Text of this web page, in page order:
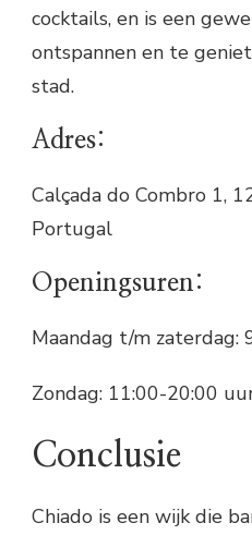
cocktails, en is een
ontspannen en te
stad.
Adres:
Calçada do Combro 1,
Portugal
Openingsuren:
Maandag t/m zaterdag:
Zondag: 11:00-20:00
Conclusie
Chiado is een wijk die